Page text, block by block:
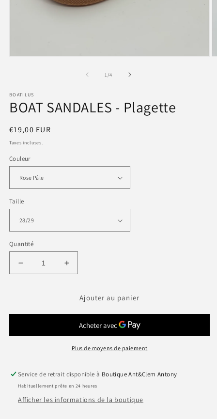
une
fenêtre
modale
1/de
4
BOATILUS
BOAT SANDALES - Plagette
Prix
habituel
€19,00 EUR
Taxes incluses.
Couleur
Taille
Quantité
Réduire
la
Plagette
Augmenter
la
Plagette
Ajouter au panier
Plus de moyens de paiement
Service de retrait disponible à Boutique Ant&Clem Antony
Habituellement prête en 24 heures
Afficher les informations de la boutique